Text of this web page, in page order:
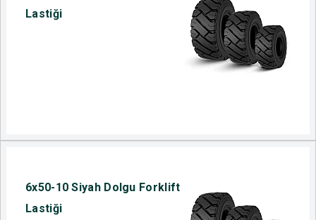
Lastiği
6x50-10 Siyah Dolgu Forklift
Lastiği